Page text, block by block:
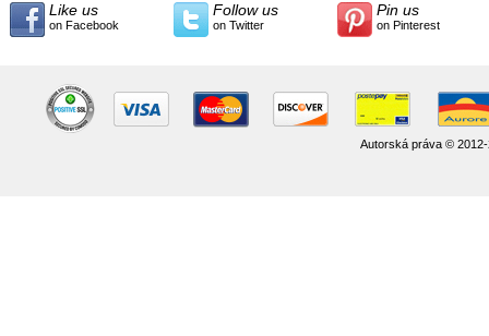
Like us
on Facebook
Follow us
on Twitter
Pin us
on Pinterest
Autorská práva ©